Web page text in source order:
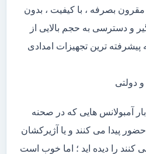
بصرفه ، با کیفیت ، بدون
و دسترسی به حجم بالایی از
ترین تجهیزات امدادی
دولتی
آمبولانس هایی که در صحنه
پیدا می کنند و یا آژیرکشان
کنند را دیده اید ؛ اما خوب است